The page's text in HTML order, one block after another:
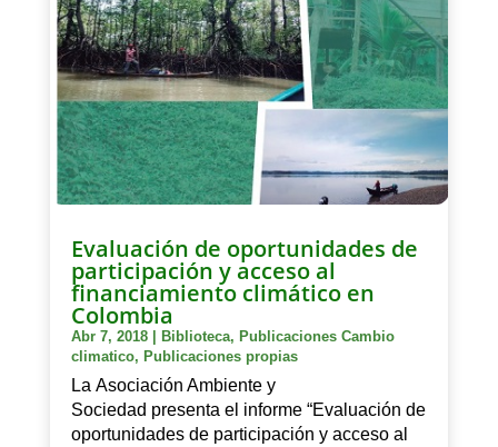
Evaluación de oportunidades de
participación y acceso al
financiamiento climático en
Colombia
Abr 7, 2018| Biblioteca, Publicaciones Cambio
climatico, Publicaciones propias
La Asociación Ambiente y
Sociedad presenta el informe “Evaluación de
oportunidades de participación y acceso al